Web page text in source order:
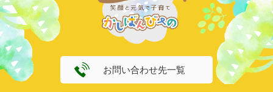
お問い合わせ先一覧